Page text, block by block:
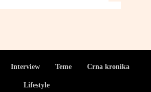
Interview Teme Crna kronika
Lifestyle